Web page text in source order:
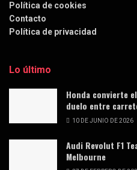
Política de cookies
Contacto
Política de privacidad
Lo último
Honda convierte
duelo entre
10 DE JUNIO DE 2026
Audi Revolut F1
Melbourne